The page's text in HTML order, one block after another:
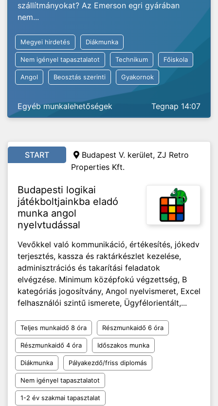
szállítmányokat? Az Emerson egri gyárában
nem...
Megyei hirdetés Diákmunka
Nem igényel tapasztalatot Technikum Főiskola
Angol Beosztás szerinti Gyakornok
Egyéb munkalehetőségek Tegnap 14:07
START
Budapest V. kerület, ZJ Retro
Properties Kft.
Budapesti logikai
játékboltjainkba eladó
munka angol
nyelvtudással
Vevőkkel való kommunikáció, értékesítés, jókedv
terjesztés, kassza és raktárkészlet kezelése,
adminisztrációs és takarítási feladatok
elvégzése. Minimum középfokú végzettség, B
kategóriás jogosítvány, Angol nyelvismeret, Excel
felhasználói szintű ismerete, Ügyfélorientált,...
Teljes munkaidő 8 óra Részmunkaidő 6 óra
Részmunkaidő 4 óra Időszakos munka
Diákmunka Pályakezdő/friss diplomás
Nem igényel tapasztalatot
1-2 év szakmai tapasztalat